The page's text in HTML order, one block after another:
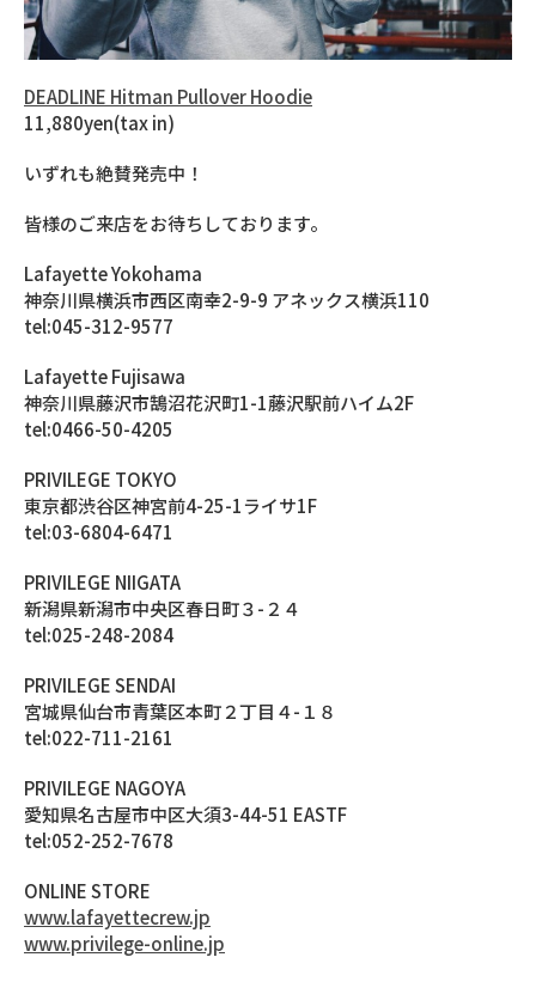
DEADLINE Hitman Pullover Hoodie
11,880yen(tax in)
いずれも絶賛発売中！
皆様のご来店をお待ちしております。
Lafayette Yokohama
神奈川県横浜市西区南幸2-9-9 アネックス横浜110
tel:045-312-9577
Lafayette Fujisawa
神奈川県藤沢市鵠沼花沢町1-1藤沢駅前ハイム2F
tel:0466-50-4205
PRIVILEGE TOKYO
東京都渋谷区神宮前4-25-1ライサ1F
tel:03-6804-6471
PRIVILEGE NIIGATA
新潟県新潟市中央区春日町３-２４
tel:025-248-2084
PRIVILEGE SENDAI
宮城県仙台市青葉区本町２丁目４-１８
tel:022-711-2161
PRIVILEGE NAGOYA
愛知県名古屋市中区大須3-44-51 EASTF
tel:052-252-7678
ONLINE STORE
www.lafayettecrew.jp
www.privilege-online.jp